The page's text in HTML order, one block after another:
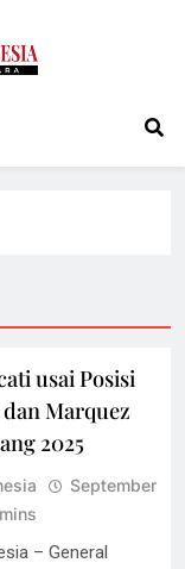
usai Posisi
Marquez
2025
September
– General